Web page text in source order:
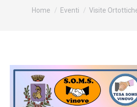
Tu sei qui:
Home Eventi Visite